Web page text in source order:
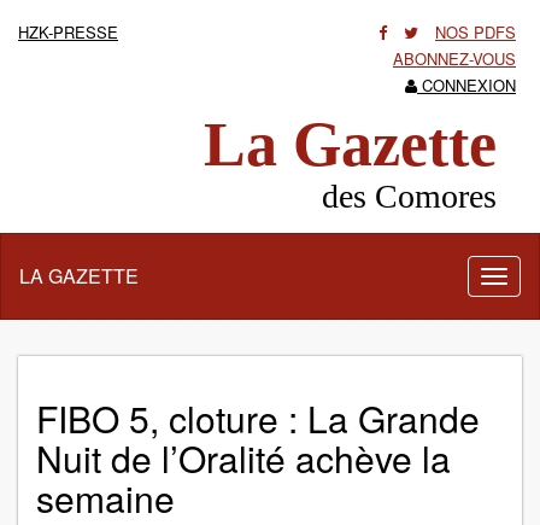
HZK-PRESSE
NOS PDFS
ABONNEZ-VOUS
CONNEXION
La Gazette
des Comores
la
LA GAZETTE
FIBO 5, cloture : La Grande
Nuit de l’Oralité achève la
semaine